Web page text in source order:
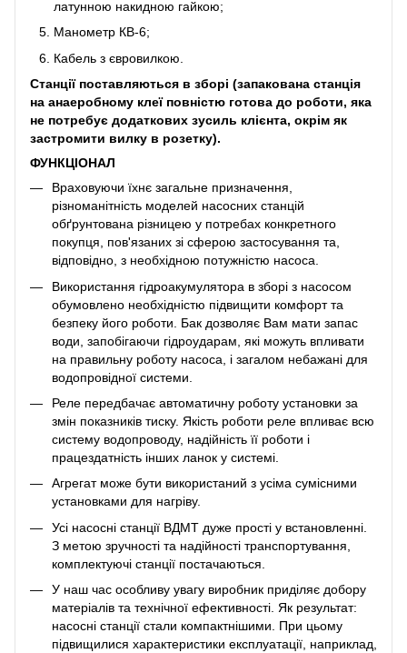
латунною накидною гайкою;
Манометр КВ-6;
Кабель з євровилкою.
Станції поставляються в зборі (запакована станція
на анаеробному клеї повністю готова до роботи, яка
не потребує додаткових зусиль клієнта, окрім як
застромити вилку в розетку).
ФУНКЦІОНАЛ
Враховуючи їхнє загальне призначення,
різноманітність моделей насосних станцій
обґрунтована різницею у потребах конкретного
покупця, пов'язаних зі сферою застосування та,
відповідно, з необхідною потужністю насоса.
Використання гідроакумулятора в зборі з насосом
обумовлено необхідністю підвищити комфорт та
безпеку його роботи. Бак дозволяє Вам мати запас
води, запобігаючи гідроударам, які можуть впливати
на правильну роботу насоса, і загалом небажані для
водопровідної системи.
Реле передбачає автоматичну роботу установки за
змін показників тиску. Якість роботи реле впливає всю
систему водопроводу, надійність її роботи і
працездатність інших ланок у системі.
Агрегат може бути використаний з усіма сумісними
установками для нагріву.
Усі насосні станції ВДМТ дуже прості у встановленні.
З метою зручності та надійності транспортування,
комплектуючі станції постачаються.
У наш час особливу увагу виробник приділяє добору
матеріалів та технічної ефективності. Як результат:
насосні станції стали компактнішими. При цьому
підвищилися характеристики експлуатації, наприклад,